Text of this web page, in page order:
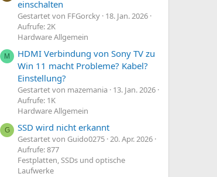
einschalten
Gestartet von FFGorcky 18. Jan. 2026
Aufrufe: 2K
Hardware Allgemein
M
HDMI Verbindung von Sony TV zu
Win 11 macht Probleme? Kabel?
Einstellung?
Gestartet von mazemania 13. Jan. 2026
Aufrufe: 1K
Hardware Allgemein
G SSD wird nicht erkannt
Gestartet von Guido0275 20. Apr. 2026
Aufrufe: 877
Festplatten, SSDs und optische
Laufwerke